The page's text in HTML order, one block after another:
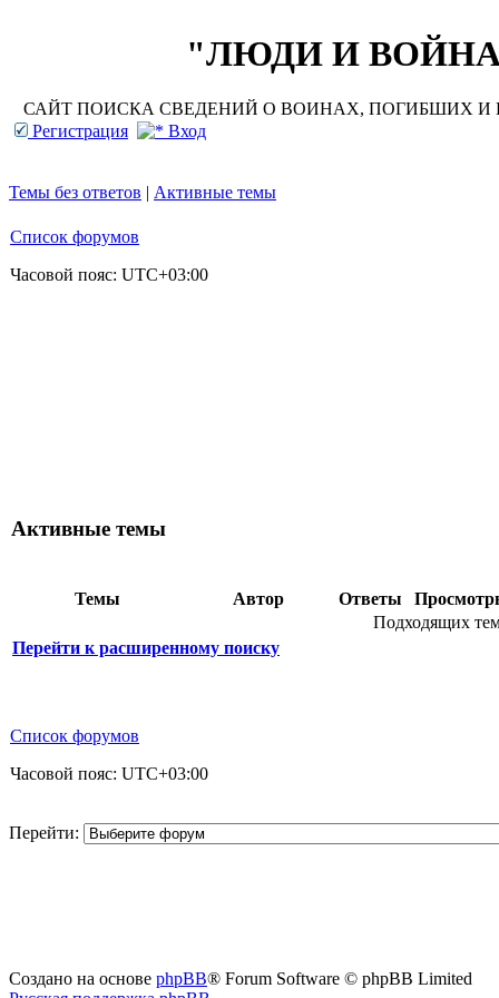
"ЛЮДИ И ВОЙНА"
САЙТ ПОИСКА СВЕДЕНИЙ О ВОИНАХ, ПОГИБШИХ И
Регистрация
Вход
Темы без ответов | Активные темы
Список форумов
Часовой пояс: UTC+03:00
Активные темы
Темы Автор Ответы
Подходящих
Перейти к расширенному поиску
Список форумов
Часовой пояс: UTC+03:00
Перейти:
Создано на основе phpBB® Forum Software © phpBB Limited